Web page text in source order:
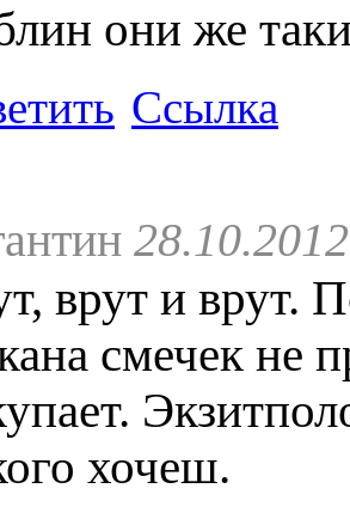
они же
Ссылка
врут и врут.
смечек не
хочеш.